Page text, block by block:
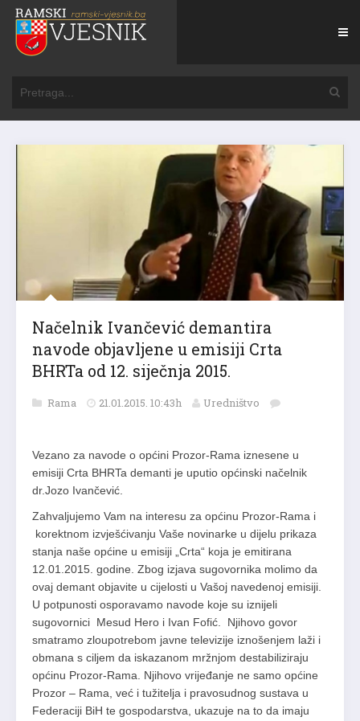
Načelnik Ivančević demantira
navode objavljene u emisiji Crta
BHRTa od 12. siječnja 2015.
Rama 21.01.2015. 10:43h Uredništvo
Vezano za navode o općini Prozor-Rama iznesene u
emisiji Crta BHRTa demanti je uputio općinski načelnik
dr.Jozo Ivančević.
Zahvaljujemo Vam na interesu za općinu Prozor-Rama i
korektnom izvješćivanju Vaše novinarke u dijelu prikaza
stanja naše općine u emisiji „Crta“ koja je emitirana
12.01.2015. godine. Zbog izjava sugovornika molimo da
ovaj demant objavite u cijelosti u Vašoj navedenoj emisiji.
U potpunosti osporavamo navode koje su iznijeli
sugovornici Mesud Hero i Ivan Fofić. Njihovo govor
smatramo zloupotrebom javne televizije iznošenjem laži i
obmana s ciljem da iskazanom mržnjom destabiliziraju
općinu Prozor-Rama. Njihovo vrijeđanje ne samo općine
Prozor – Rama, već i tužitelja i pravosudnog sustava u
Federaciji BiH te gospodarstva, ukazuje na to da imaju